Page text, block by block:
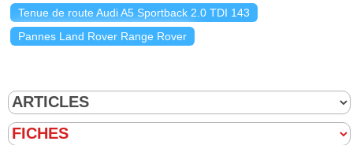
Tenue de route Audi A5 Sportback 2.0 TDI 143
Pannes Land Rover Range Rover